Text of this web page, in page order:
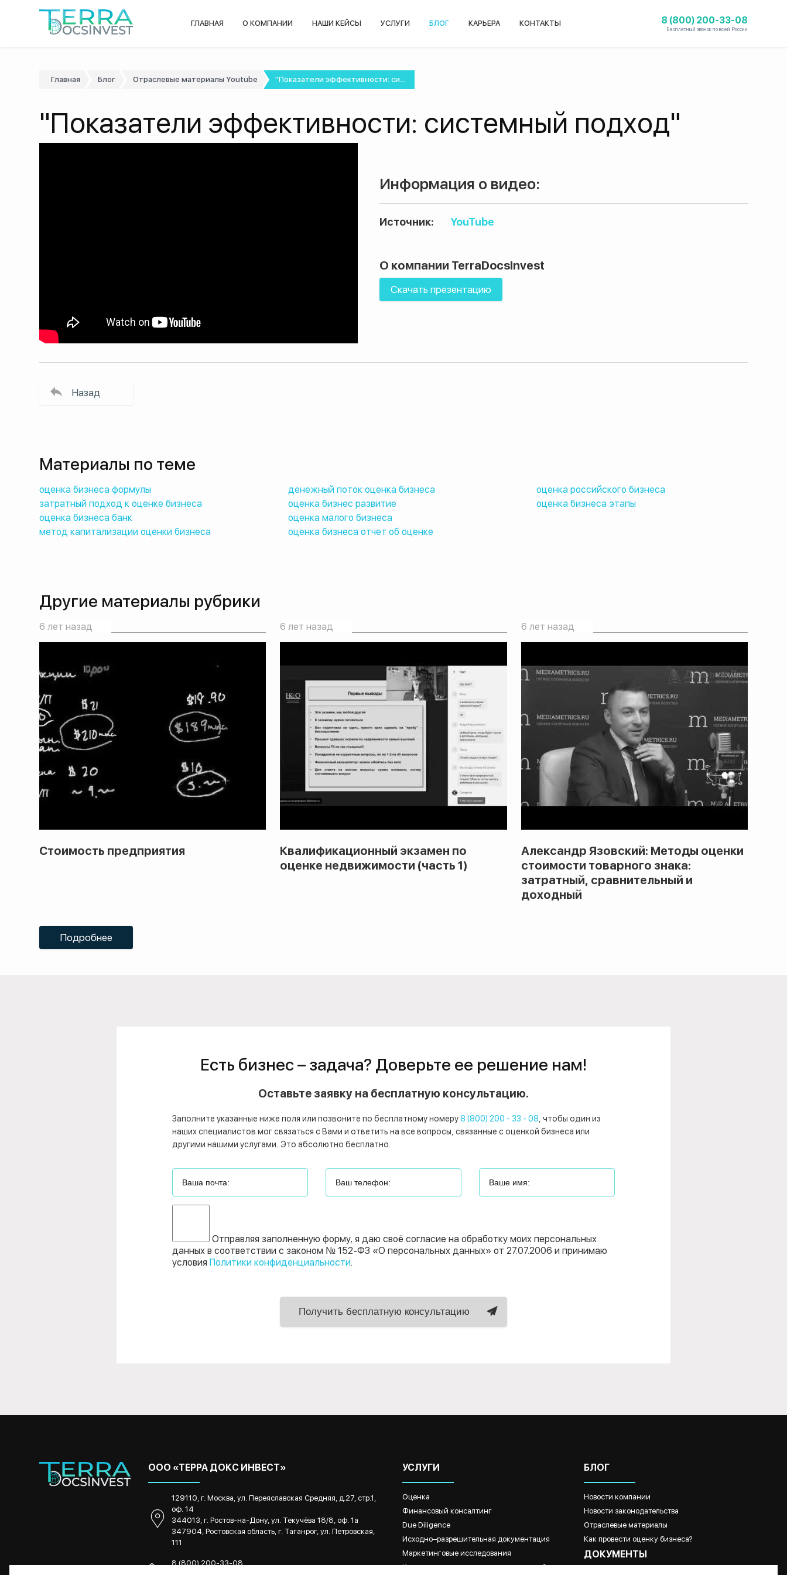
ГЛАВНАЯ О КОМПАНИИ НАШИ КЕЙСЫ УСЛУГИ БЛОГ КАРЬЕРА КОНТАКТЫ 8 (800) 200-33-08
Бесплатный звонок по всей России
Главная Блог Отраслевые материалы Youtube "Показатели эффективности: си...
"Показатели эффективности: системный подход"
Информация о видео:
Источник: YouTube
О компании TerraDocsInvest
Скачать презентацию
Назад
Материалы по теме
оценка бизнеса формулы
затратный подход к оценке бизнеса
оценка бизнеса банк
метод капитализации оценки бизнеса
денежный поток оценка бизнеса
оценка бизнес развитие
оценка малого бизнеса
оценка бизнеса отчет об оценке
оценка российского бизнеса
оценка бизнеса этапы
Другие материалы рубрики
6 лет назад
Стоимость предприятия
6 лет назад
Квалификационный экзамен по
оценке недвижимости (часть 1)
6 лет назад
Александр Язовский: Методы оценки
стоимости товарного знака:
затратный, сравнительный и
доходный
Подробнее
Есть бизнес – задача? Доверьте ее решение нам!
Оставьте заявку на бесплатную консультацию.
Заполните указанные ниже поля или позвоните по бесплатному номеру8 (800) 200 - 33 - 08 , чтобы один из
наших специалистов мог связаться с Вами и ответить на все вопросы, связанные с оценкой бизнеса или
другими нашими услугами. Это абсолютно бесплатно.
Отправляя заполненную форму, я даю своё согласие на обработку моих персональных
данных в соответствии с законом № 152-ФЗ «О персональных данных» от 27.07.2006 и принимаю
условия Политики конфиденциальности.
Получить бесплатную консультацию
ООО «ТЕРРА ДОКС ИНВЕСТ»
129110, г. Москва, ул. Переяславская Средняя, д.27, стр.1,
оф. 14
344013, г. Ростов-на-Дону, ул. Текучёва 18/8, оф. 1а
347904, Ростовская область, г. Таганрог, ул. Петровская,
111
8 (800) 200-33-08
УСЛУГИ
Оценка
Финансовый консалтинг
Due Diligence
Исходно–разрешительная документация
Маркетинговые исследования
Кадастровые и землеустроительные работы
БЛОГ
Новости компании
Новости законодательства
Отраслевые материалы
Как провести оценку бизнеса?
ДОКУМЕНТЫ